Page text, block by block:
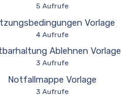
5 Aufrufe
Vorlage
4 Aufrufe
Ablehnen Vorlage
3 Aufrufe
Notfallmappe Vorlage
3 Aufrufe